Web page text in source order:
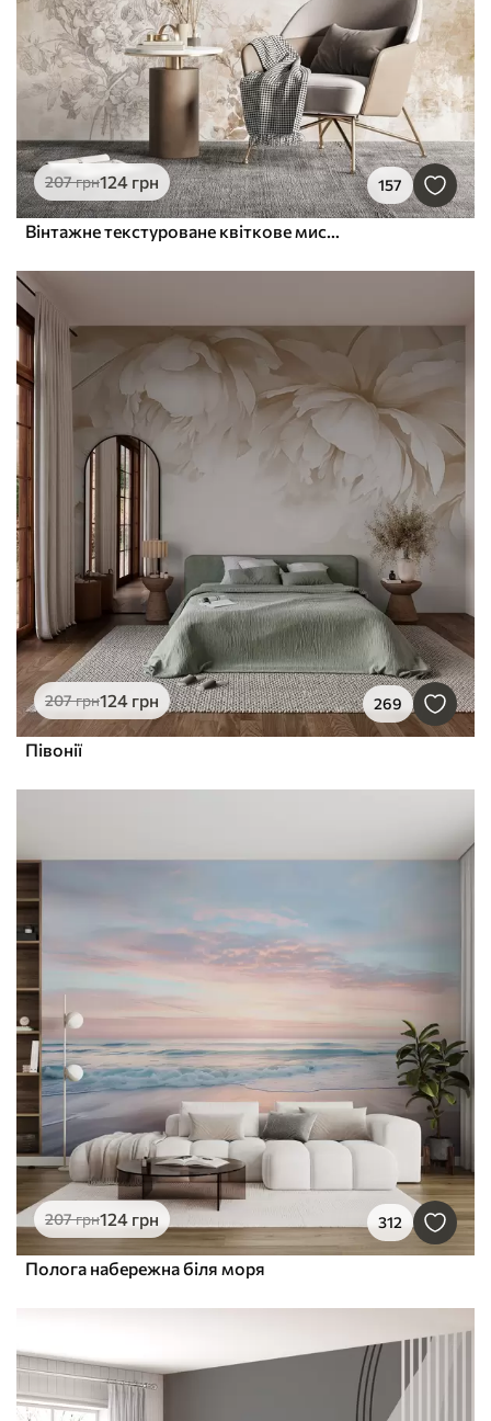
207грн124 грн 157
Вінтажне текстуроване квіткове мистецтво з ілюстраціями ніжних садових квітів і листя в стилі малюнка, м'які пастельні бежеві та сепійні тони
207грн124 грн 269
Півонії
207грн124 грн 312
Полога набережна біля моря